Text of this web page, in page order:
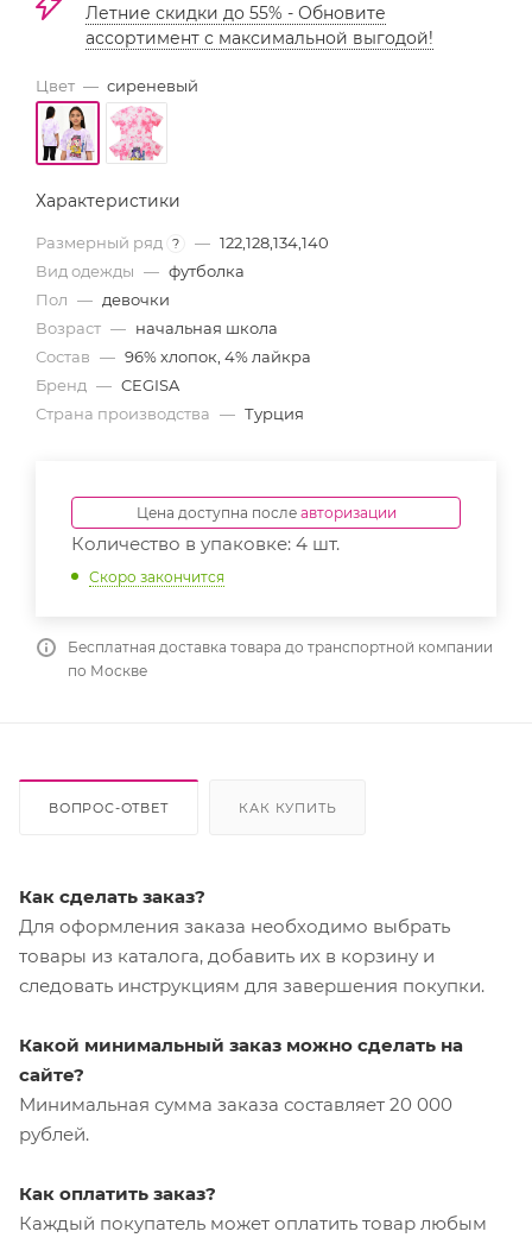
Летние скидки до 55% - Обновите
ассортимент с максимальной выгодой!
Цвет — сиреневый
Характеристики
Размерный ряд ? — 122,128,134,140
Вид одежды — футболка
Пол — девочки
Возраст — начальная школа
Состав — 96% хлопок, 4% лайкра
Бренд — CEGISA
Страна производства — Турция
Цена доступна после авторизации
Количество в упаковке: 4 шт.
Скоро закончится
Бесплатная доставка товара до транспортной компании
по Москве
ВОПРОС-ОТВЕТ КАК КУПИТЬ
Как сделать заказ?
Для оформления заказа необходимо выбрать
товары из каталога, добавить их в корзину и
следовать инструкциям для завершения покупки.
Какой минимальный заказ можно сделать на
сайте?
Минимальная сумма заказа составляет 20 000
рублей.
Как оплатить заказ?
Каждый покупатель может оплатить товар любым